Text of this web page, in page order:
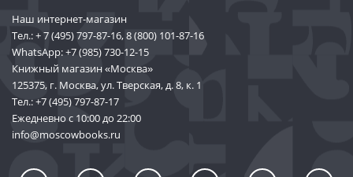
Наш интернет-магазин
Тел.:+ 7 (495) 797-87-16,8 (800) 101-87-16
WhatsApp:+7 (985) 730-12-15
Книжный магазин «Москва»
125375, г. Москва, ул. Тверская, д. 8, к. 1
Тел.:+7 (495) 797-87-17
Ежедневно с 10:00 до 22:00
info@moscowbooks.ru